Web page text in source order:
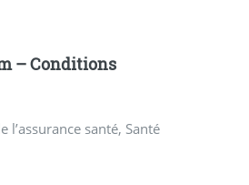
– Conditions
l’assurance santé, Santé